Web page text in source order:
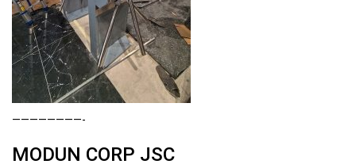
————————-
MODUN CORP JSC